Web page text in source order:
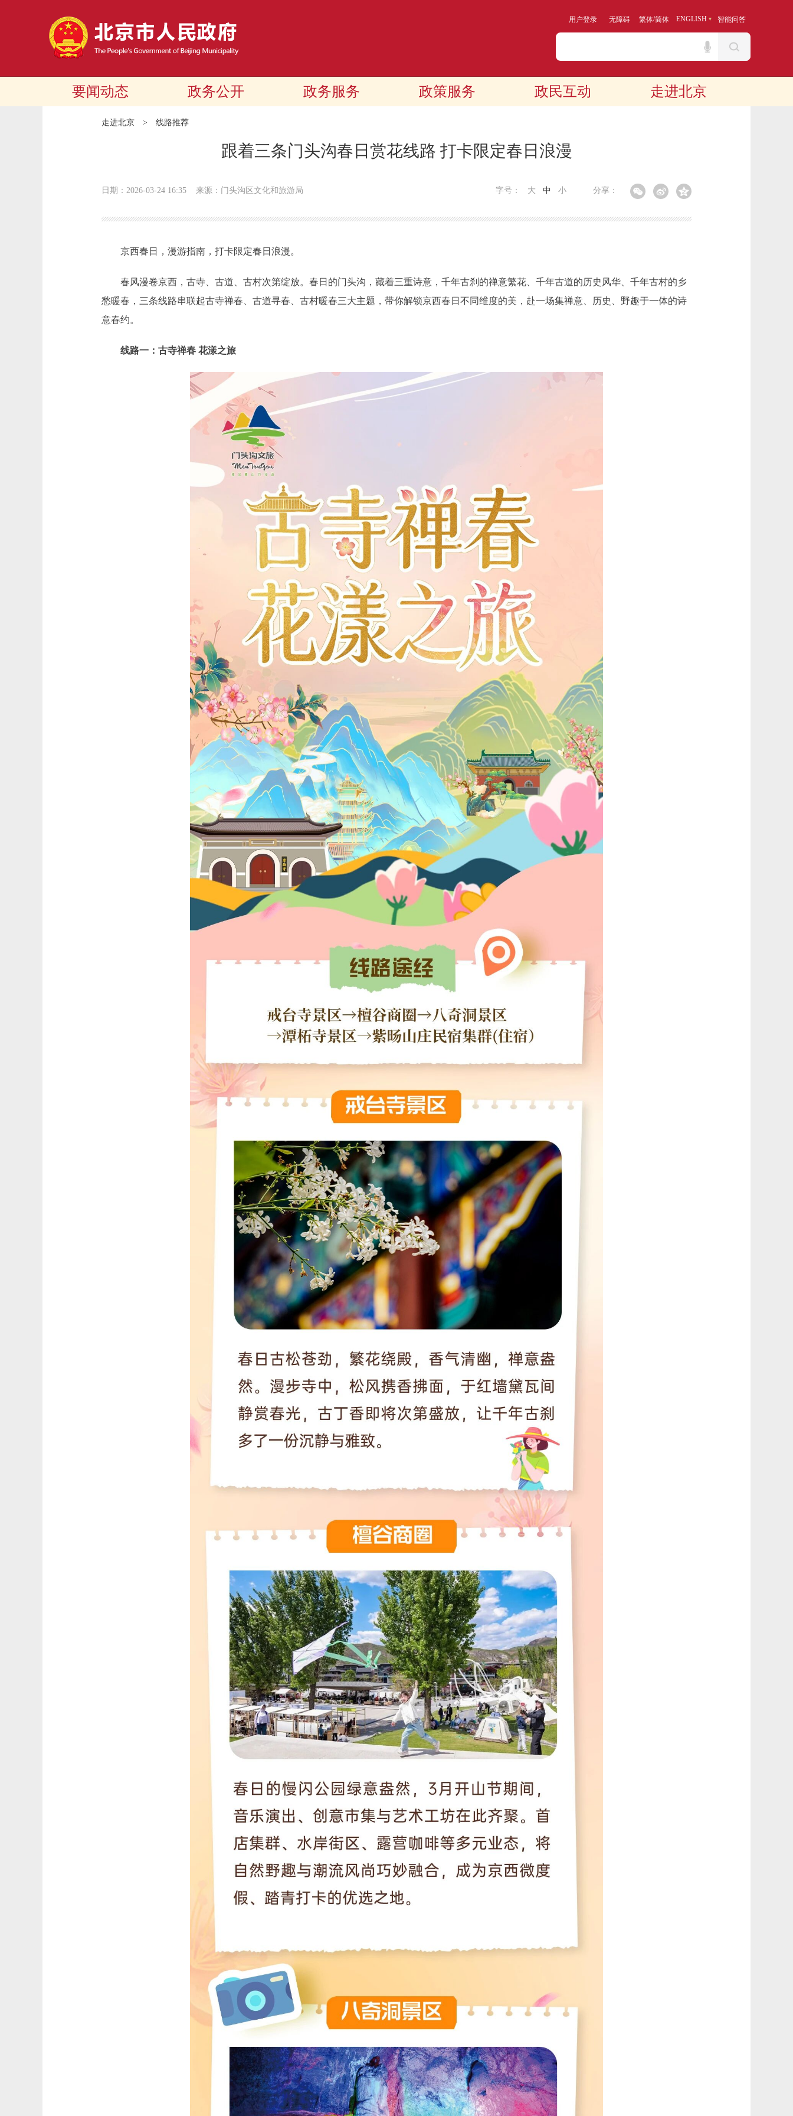
用户登录 无障碍 繁体/简体 ENGLISH 智能问答
要闻动态 政务公开 政务服务 政策服务 政民互动 走进北京
走进北京 > 线路推荐
跟着三条门头沟春日赏花线路 打卡限定春日浪漫
日期：2026-03-24 16:35 来源：门头沟区文化和旅游局 分享：
字号： 大 中 小
京西春日，漫游指南，打卡限定春日浪漫。
春风漫卷京西，古寺、古道、古村次第绽放。春日的门头沟，藏着三重诗意，千年古刹的禅意繁花、千年古道的历史风华、千年古村的乡
愁暖春，三条线路串联起古寺禅春、古道寻春、古村暖春三大主题，带你解锁京西春日不同维度的美，赴一场集禅意、历史、野趣于一体的诗
意春约。
线路一：古寺禅春 花漾之旅